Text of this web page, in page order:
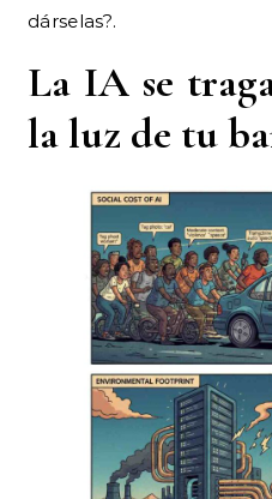
dárselas?.
La IA se
la luz de tu